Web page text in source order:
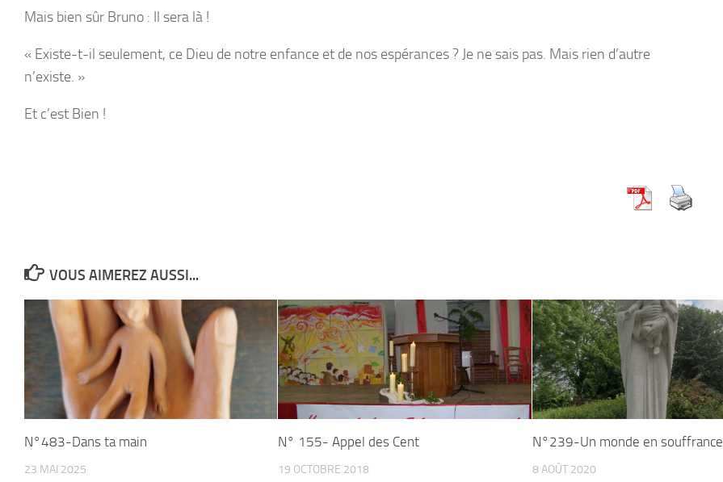
Mais bien sûr Bruno : Il sera là !
« Existe-t-il seulement, ce Dieu de notre enfance et de nos espérances ? Je ne sais pas. Mais rien d’autre
n’existe. »
Et c’est Bien !
VOUS AIMEREZ AUSSI...
N°483-Dans ta main
23 MAI 2025
N° 155- Appel des Cent
19 OCTOBRE 2018
N°239-Un monde en souffrance
8 AOÛT 2020